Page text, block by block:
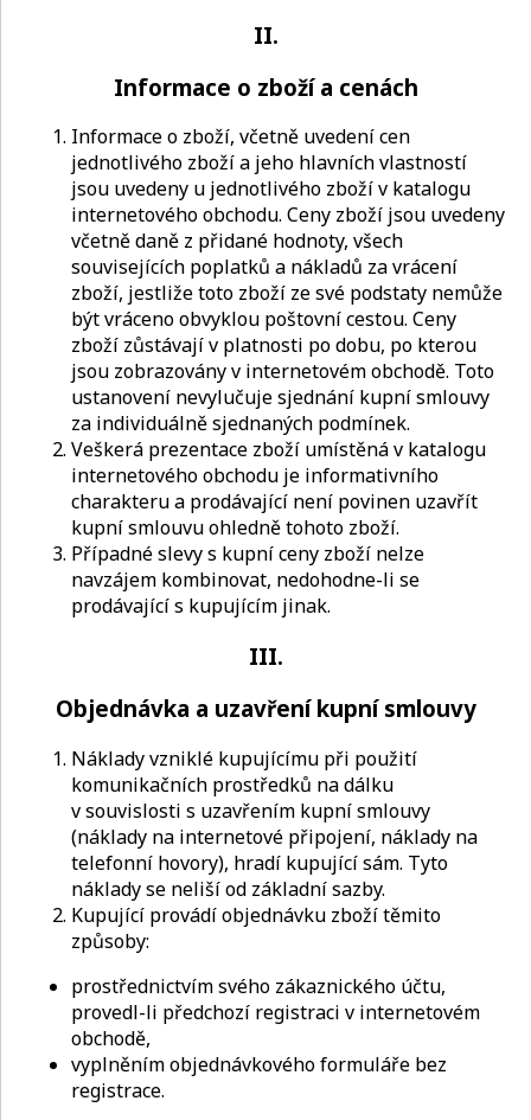
II.
Informace o zboží a cenách
Informace o zboží, včetně uvedení cen
jednotlivého zboží a jeho hlavních vlastností
jsou uvedeny u jednotlivého zboží v katalogu
internetového obchodu. Ceny zboží jsou uvedeny
včetně daně z přidané hodnoty, všech
souvisejících poplatků a nákladů za vrácení
zboží, jestliže toto zboží ze své podstaty nemůže
být vráceno obvyklou poštovní cestou. Ceny
zboží zůstávají v platnosti po dobu, po kterou
jsou zobrazovány v internetovém obchodě. Toto
ustanovení nevylučuje sjednání kupní smlouvy
za individuálně sjednaných podmínek.
Veškerá prezentace zboží umístěná v katalogu
internetového obchodu je informativního
charakteru a prodávající není povinen uzavřít
kupní smlouvu ohledně tohoto zboží.
Případné slevy s kupní ceny zboží nelze
navzájem kombinovat, nedohodne-li se
prodávající s kupujícím jinak.
III.
Objednávka a uzavření kupní smlouvy
Náklady vzniklé kupujícímu při použití
komunikačních prostředků na dálku
v souvislosti s uzavřením kupní smlouvy
(náklady na internetové připojení, náklady na
telefonní hovory), hradí kupující sám. Tyto
náklady se neliší od základní sazby.
Kupující provádí objednávku zboží těmito
způsoby:
prostřednictvím svého zákaznického účtu,
provedl-li předchozí registraci v internetovém
obchodě,
vyplněním objednávkového formuláře bez
registrace.